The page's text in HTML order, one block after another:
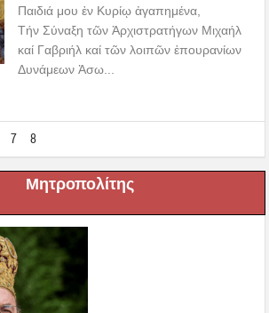
Παιδιά μου ἐν Κυρίῳ ἀγαπημένα,
Τήν Σύναξη τῶν Ἀρχιστρατήγων Μιχαήλ
καί Γαβριήλ καί τῶν λοιπῶν ἐπουρανίων
Δυνάμεων Ἀσω...
7 8
Μητροπολίτης